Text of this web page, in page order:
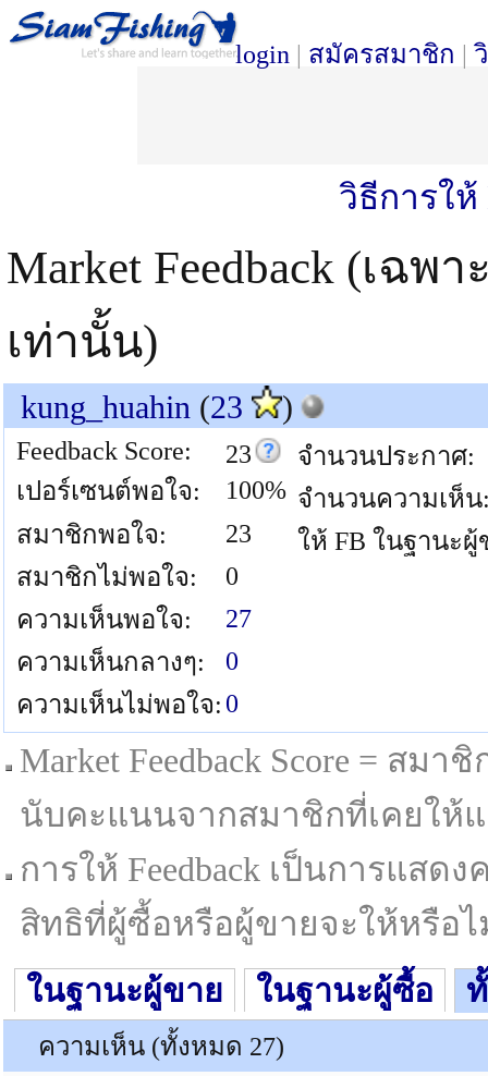
login | สมัครสมาชิก |
วิธีการให้
Market Feedback (เฉ
เท่านั้น)
kung_huahin (23 )
Feedback Score:
23
เปอร์เซนต์พอใจ:
100%
สมาชิกพอใจ:
23
สมาชิกไม่พอใจ:
0
ความเห็นพอใจ:
27
ความเห็นกลางๆ:
0
ความเห็นไม่พอใจ: 0
จำนวนประกาศ:
จำนวนความเห็น
ให้ FB ในฐานะผู้
Market Feedback Score = สม
นับคะแนนจากสมาชิกที่เคยให้
การให้ Feedback เป็นการแส
สิทธิที่ผู้ซื้อหรือผู้ขายจะให้หรือไ
ในฐานะผู้ขาย ในฐานะผู้ซื้อ
ความเห็น (ทั้งหมด 27)